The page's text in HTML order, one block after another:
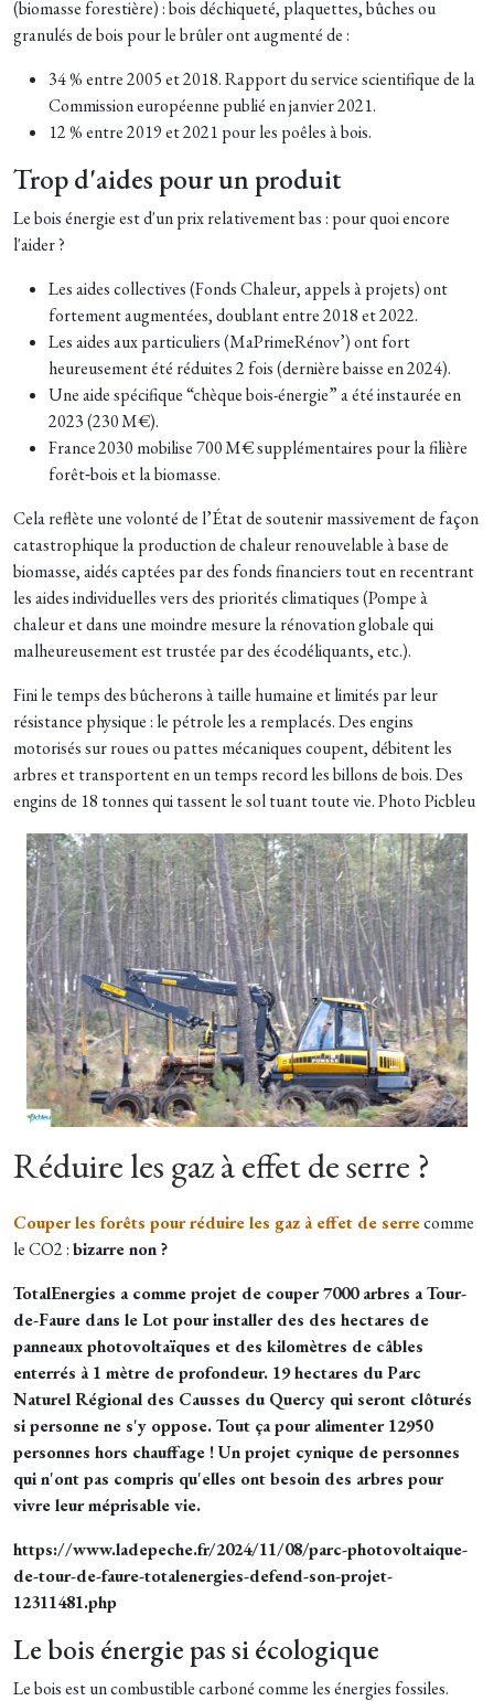
(biomasse forestière) : bois déchiqueté, plaquettes, bûches ou
granulés de bois pour le brûler ont augmenté de :
34 % entre 2005 et 2018. Rapport du service scientifique de la
Commission européenne publié en janvier 2021.
12 % entre 2019 et 2021 pour les poêles à bois.
Trop d'aides pour un produit
Le bois énergie est d'un prix relativement bas : pour quoi encore
l'aider ?
Les aides collectives (Fonds Chaleur, appels à projets) ont
fortement augmentées, doublant entre 2018 et 2022.
Les aides aux particuliers (MaPrimeRénov’) ont fort
heureusement été réduites 2 fois (dernière baisse en 2024).
Une aide spécifique “chèque bois-énergie” a été instaurée en
2023 (230 M€).
France 2030 mobilise 700 M€ supplémentaires pour la filière
forêt‑bois et la biomasse.
Cela reflète une volonté de l’État de soutenir massivement de façon
catastrophique la production de chaleur renouvelable à base de
biomasse, aidés captées par des fonds financiers tout en recentrant
les aides individuelles vers des priorités climatiques (Pompe à
chaleur et dans une moindre mesure la rénovation globale qui
malheureusement est trustée par des écodéliquants, etc.).
Fini le temps des bûcherons à taille humaine et limités par leur
résistance physique : le pétrole les a remplacés. Des engins
motorisés sur roues ou pattes mécaniques coupent, débitent les
arbres et transportent en un temps record les billons de bois. Des
engins de 18 tonnes qui tassent le sol tuant toute vie. Photo Picbleu
Réduire les gaz à effet de serre ?
Couper les forêts pour réduire les gaz à effet de serrecomme
le CO2 :bizarre non ?
TotalEnergies a comme projet de couper 7000 arbres a Tour-
de-Faure dans le Lot pour installer des des hectares de
panneaux photovoltaïques et des kilomètres de câbles
enterrés à 1 mètre de profondeur. 19 hectares du Parc
Naturel Régional des Causses du Quercy qui seront clôturés
si personne ne s'y oppose. Tout ça pour alimenter 12950
personnes hors chauffage ! Un projet cynique de personnes
qui n'ont pas compris qu'elles ont besoin des arbres pour
vivre leur méprisable vie.
https://www.ladepeche.fr/2024/11/08/parc-photovoltaique-
de-tour-de-faure-totalenergies-defend-son-projet-
12311481.php
Le bois énergie pas si écologique
Le bois est un combustible carboné comme les énergies fossiles.